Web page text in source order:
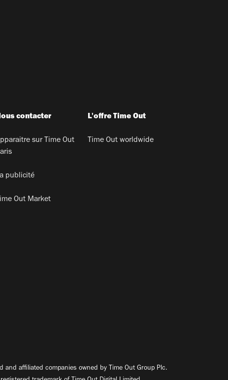
contacter
sur Time Out
publicité
Out Market
L'offre Time Out
Time Out worldwide
affiliated companies owned by Time Out Group Plc.